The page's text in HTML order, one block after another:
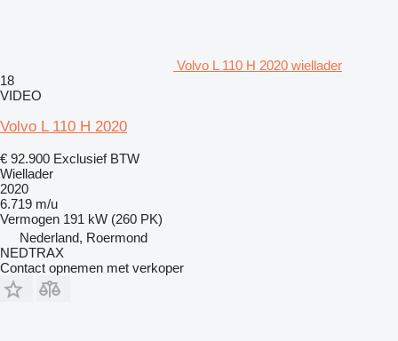
Volvo L 110 H 2020 wiellader
18
VIDEO
Volvo L 110 H 2020
€ 92.900 Exclusief BTW
Wiellader
2020
6.719 m/u
Vermogen 191 kW (260 PK)
Nederland, Roermond
NEDTRAX
Contact opnemen met verkoper